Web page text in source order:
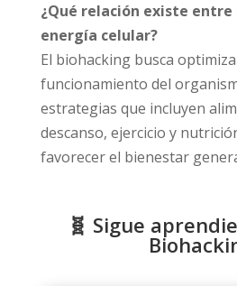
¿Qué relación existe
energía celular?
El biohacking busca
funcionamiento del
estrategias que incluyen
descanso, ejercicio y
favorecer el bienestar
🧬 Sigue